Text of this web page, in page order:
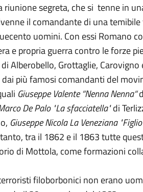
riunione segreta, che si tenne in
il comandante di una
uomini. Con essi Romano
e propria guerra contro le forze
Alberobello, Grottaglie, Carovigno
dai più famosi comandanti del
Giuseppe Valente “Nenna Nenna“
De Palo "La sfacciatella"di
Giuseppe Nicola La Veneziana
tra il 1862 e il 1863 tutte
di Mottola, come formazioni
filoborbonici non erano